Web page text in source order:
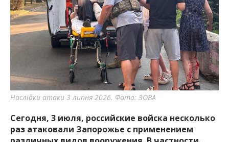
важную информацию о событиях
города Запорожья и области.
Наслідки атаки 3 липня 2026. Фото: ЗОВА
Сегодня, 3 июля, российские войска несколько
раз атаковали Запорожье с применением